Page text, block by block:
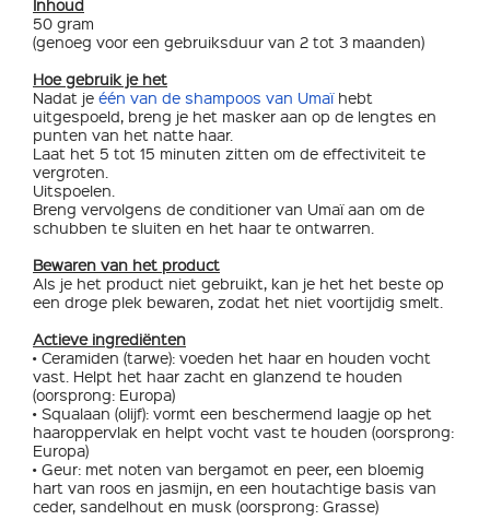
Inhoud
50 gram
(genoeg voor een gebruiksduur van 2 tot 3 maanden)
Hoe gebruik je het
Nadat je één van de shampoos van Umaïhebt
uitgespoeld, breng je het masker aan op de lengtes en
punten van het natte haar.
Laat het 5 tot 15 minuten zitten om de effectiviteit te
vergroten.
Uitspoelen.
Breng vervolgens de conditioner van Umaï aan om de
schubben te sluiten en het haar te ontwarren.
Bewaren van het product
Als je het product niet gebruikt, kan je het het beste op
een droge plek bewaren, zodat het niet voortijdig smelt.
Actieve ingrediënten
• Ceramiden (tarwe): voeden het haar en houden vocht
vast. Helpt het haar zacht en glanzend te houden
(oorsprong: Europa)
• Squalaan (olijf): vormt een beschermend laagje op het
haaroppervlak en helpt vocht vast te houden (oorsprong:
Europa)
• Geur: met noten van bergamot en peer, een bloemig
hart van roos en jasmijn, en een houtachtige basis van
ceder, sandelhout en musk (oorsprong: Grasse)